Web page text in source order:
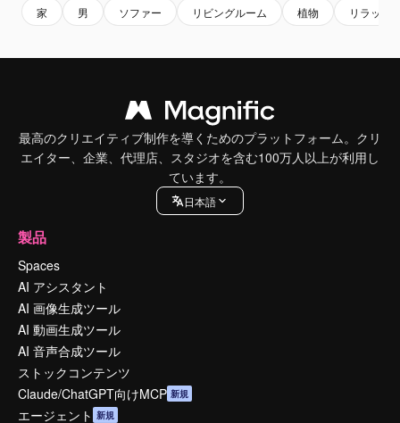
家 男 ソファー リビングルーム 植物 リラック
最高のクリエイティブ制作を導くためのプラットフォーム。クリ
エイター、企業、代理店、スタジオを含む100万人以上が利用し
ています。
日本語
製品
Spaces
AI アシスタント
AI 画像生成ツール
AI 動画生成ツール
AI 音声合成ツール
ストックコンテンツ
Claude/ChatGPT向けMCP 新規
エージェント 新規